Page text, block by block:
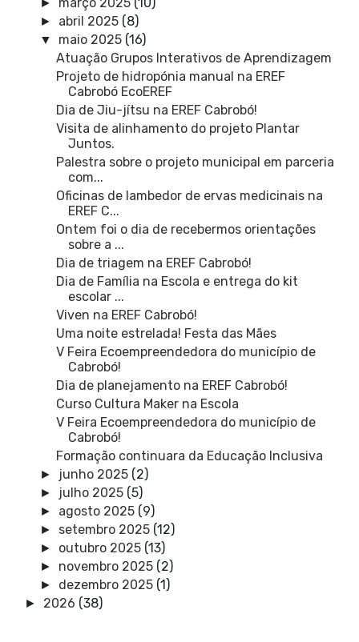
► março 2025 (10)
► abril 2025 (8)
▼ maio 2025 (16)
Atuação Grupos Interativos de Aprendizagem
Projeto de hidropónia manual na EREF
Cabrobó EcoEREF
Dia de Jiu-jítsu na EREF Cabrobó!
Visita de alinhamento do projeto Plantar
Juntos.
Palestra sobre o projeto municipal em parceria
com...
Oficinas de lambedor de ervas medicinais na
EREF C...
Ontem foi o dia de recebermos orientações
sobre a ...
Dia de triagem na EREF Cabrobó!
Dia de Família na Escola e entrega do kit
escolar ...
Viven na EREF Cabrobó!
Uma noite estrelada! Festa das Mães
V Feira Ecoempreendedora do município de
Cabrobó!
Dia de planejamento na EREF Cabrobó!
Curso Cultura Maker na Escola
V Feira Ecoempreendedora do município de
Cabrobó!
Formação continuara da Educação Inclusiva
► junho 2025 (2)
► julho 2025 (5)
► agosto 2025 (9)
► setembro 2025 (12)
► outubro 2025 (13)
► novembro 2025 (2)
► dezembro 2025 (1)
► 2026 (38)